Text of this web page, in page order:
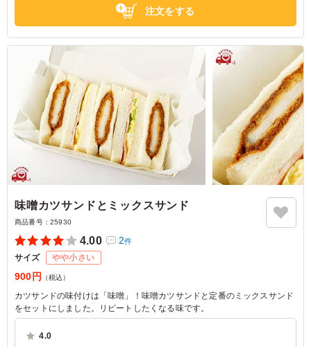
愛知県名古屋市西区名駅
注文をする
味噌カツサンドとミックスサンド
商品番号： 25930
4.00 2件
サイズ やや小さい
900円 （税込）
カツサンドの味付けは「味噌」！味噌カツサンドと定番のミックスサンド
をセットにしました。リピートしたくなる味です。
4.0